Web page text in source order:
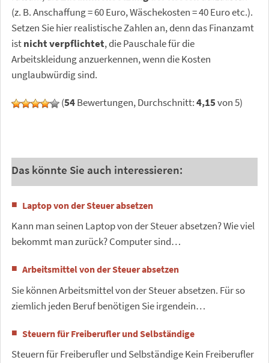
(z. B. Anschaffung = 60 Euro, Wäschekosten = 40 Euro etc.).
Setzen Sie hier realistische Zahlen an, denn das Finanzamt
istnicht verpflichtet, die Pauschale für die
Arbeitskleidung anzuerkennen, wenn die Kosten
unglaubwürdig sind.
(54Bewertungen, Durchschnitt:4,15von 5)
Das könnte Sie auch interessieren:
Laptop von der Steuer absetzen
Kann man seinen Laptop von der Steuer absetzen? Wie viel
bekommt man zurück? Computer sind…
Arbeitsmittel von der Steuer absetzen
Sie können Arbeitsmittel von der Steuer absetzen. Für so
ziemlich jeden Beruf benötigen Sie irgendein…
Steuern für Freiberufler und Selbständige
Steuern für Freiberufler und Selbständige Kein Freiberufler